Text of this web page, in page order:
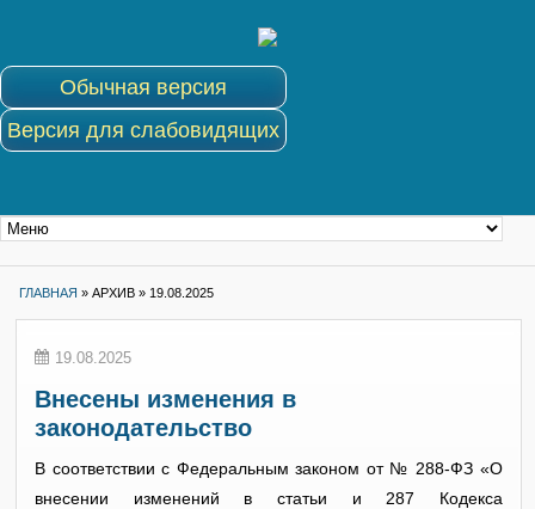
Обычная версия
Версия для слабовидящих
ГЛАВНАЯ » АРХИВ » 19.08.2025
19.08.2025
Внесены изменения в
законодательство
В соответствии с Федеральным законом от № 288-ФЗ «О
внесении изменений в статьи и 287 Кодекса